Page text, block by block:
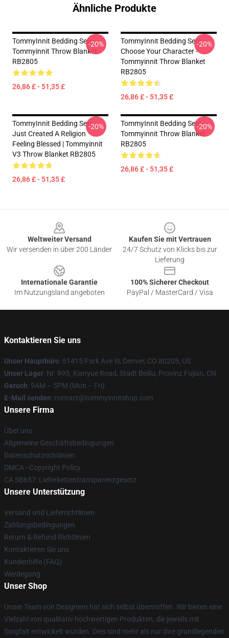
Ähnliche Produkte
TommyInnit Bedding Sets -
Tommyinnit Throw Blanket
RB2805
26,86 £ - 51,35 £
-20%
TommyInnit Bedding Sets -
Choose Your Character -
Tommyinnit Throw Blanket
RB2805
26,86 £ - 51,35 £
-20%
TommyInnit Bedding Sets -
Just Created A Religion
Feeling Blessed | Tommyinnit
V3 Throw Blanket RB2805
26,86 £ - 51,35 £
-20%
TommyInnit Bedding Sets -
Tommyinnit Throw Blanket
RB2805
26,86 £ - 51,35 £
-20%
Weltweiter Versand
Wir versenden in über 200 Länder
Kaufen Sie mit Vertrauen
24/7 Schutz von Klicks bis zur
Lieferung
Internationale Garantie
Im Nutzungsland angeboten
100% Sicherer Checkout
PayPal / MasterCard / Visa
Kontaktieren Sie uns
Unser Hauptbüro: 51415 Park Ave W, Denver, CO 80205, US
Unser Lager: Nr. 995, Xianyue Road, Stadt Beiliu, Provinz Fujian, CN
Geruch: 9AM – 5PM (Mon – Fri)
E-Mail senden: contact@tommyinnitshop.com
Unsere Firma
Über uns
Allgemeine Geschäftsbedingungen
Datenschutzrichtlinien
DMCA - Copyright Policy
CA SB657: Lieferkettentransparenzgesetz
Unsere Unterstützung
Versand und Lieferrichtlinien
Zahlungsbedingungen
Return & Refund Richtlinien
Kontaktieren Sie uns
Kundenhilfe (FAQ)
Werdegang
Unser Shop
Unser Team von Designern hat sich selbst übertroffen. Wir bieten eine
Vielzahl von qualitativ hochwertigen Produkten, die jeweils mit
Sorgfalt entwickelt wurden. Dies sind mehr als nur Ihre grundlegenden